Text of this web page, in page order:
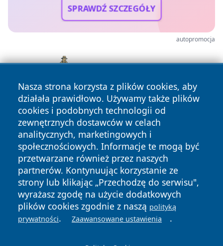
SPRAWDŹ SZCZEGÓŁY
autopromocja
Nasza strona korzysta z plików cookies, aby
działała prawidłowo. Używamy także plików
cookies i podobnych technologii od
zewnętrznych dostawców w celach
analitycznych, marketingowych i
społecznościowych. Informacje te mogą być
przetwarzane również przez naszych
partnerów. Kontynuując korzystanie ze
strony lub klikając „Przechodzę do serwisu",
wyrażasz zgodę na użycie dodatkowych
plików cookies zgodnie z naszą polityką
prywatności. Zaawansowane ustawienia .
Copyright © 2026 kielceinfo.pl Wszystkie prawa zastrzeżone.
News Autorzy
Polityka
Prywatności
Polityka
Cookies